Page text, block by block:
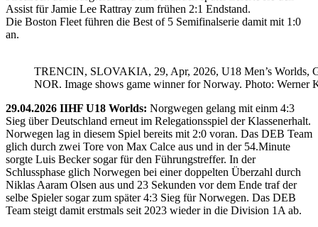
Assist für Jamie Lee Rattray zum frühen 2:1 Endstand.
Die Boston Fleet führen die Best of 5 Semifinalserie damit mit 1:0
an.
TRENCIN, SLOVAKIA, 29, Apr, 2026, U18 Men’s Worlds,
NOR. Image shows game winner for Norway. Photo: Werner
29.04.2026 IIHF U18 Worlds: Norgwegen gelang mit einm 4:3
Sieg über Deutschland erneut im Relegationsspiel der Klassenerhalt.
Norwegen lag in diesem Spiel bereits mit 2:0 voran. Das DEB Team
glich durch zwei Tore von Max Calce aus und in der 54.Minute
sorgte Luis Becker sogar für den Führungstreffer. In der
Schlussphase glich Norwegen bei einer doppelten Überzahl durch
Niklas Aaram Olsen aus und 23 Sekunden vor dem Ende traf der
selbe Spieler sogar zum später 4:3 Sieg für Norwegen. Das DEB
Team steigt damit erstmals seit 2023 wieder in die Division 1A ab.